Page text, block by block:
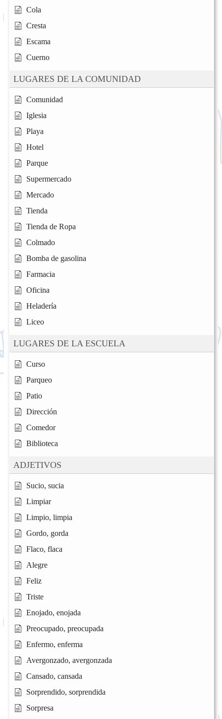
Cola
Cresta
Escama
Cuerno
LUGARES DE LA COMUNIDAD
Comunidad
Iglesia
Playa
Hotel
Parque
Supermercado
Mercado
Tienda
Tienda de Ropa
Colmado
Bomba de gasolina
Farmacia
Oficina
Heladería
Liceo
LUGARES DE LA ESCUELA
Curso
Parqueo
Patio
Dirección
Comedor
Biblioteca
ADJETIVOS
Sucio, sucia
Limpiar
Limpio, limpia
Gordo, gorda
Flaco, flaca
Alegre
Feliz
Triste
Enojado, enojada
Preocupado, preocupada
Enfermo, enferma
Avergonzado, avergonzada
Cansado, cansada
Sorprendido, sorprendida
Sorpresa